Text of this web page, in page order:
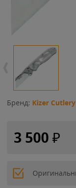
Бренд: Kizer Cutlery
3 500 ₽